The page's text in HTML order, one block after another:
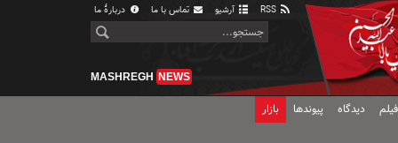
آرشیو تماس با ما دربارهٔ ما
MASHREGH NEWS
دیدگاه پیوندها بازار